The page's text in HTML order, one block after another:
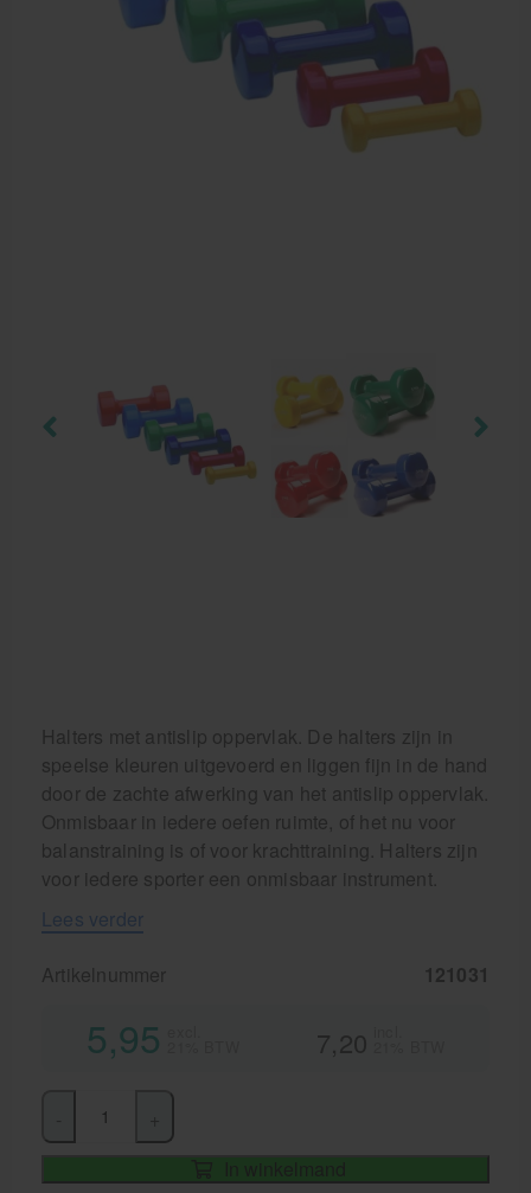
Echogel & Ultrasoundgel
Behandelstoel elektrisch
Aanbiedingen groothandel fysiotherapie en massage
Halters met antislip oppervlak. De halters zijn in
speelse kleuren uitgevoerd en liggen fijn in de hand
door de zachte afwerking van het antislip oppervlak.
Onmisbaar in iedere oefen ruimte, of het nu voor
balanstraining is of voor krachttraining. Halters zijn
voor iedere sporter een onmisbaar instrument.
Lees verder
Artikelnummer 121031
5,95 7,20
In winkelmand